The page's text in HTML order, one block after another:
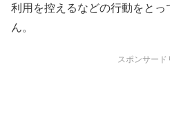
利用を控えるなどの行動をと
ん。
スポンサード